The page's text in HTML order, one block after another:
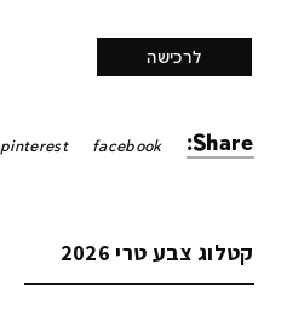
לרכישה
Share:
facebook
pinterest
קטלוג צבע טרי 2026